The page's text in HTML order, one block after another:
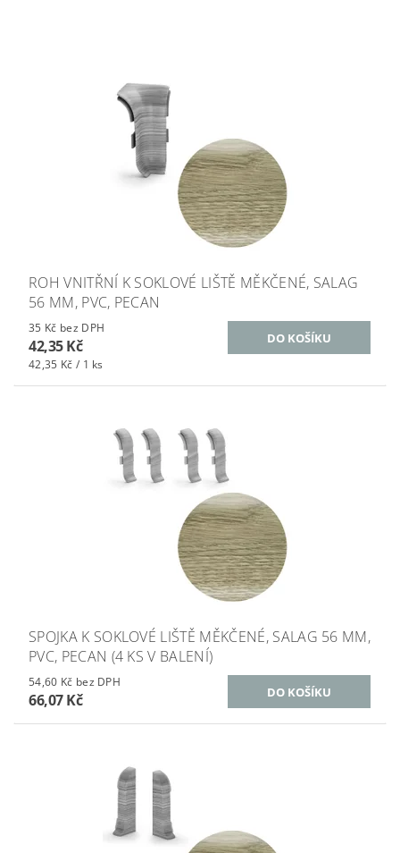
ROH VNITŘNÍ K SOKLOVÉ LIŠTĚ MĚKČENÉ, SALAG
56 MM, PVC, PECAN
35 Kč bez DPH
42,35 Kč
42,35 Kč / 1 ks
SPOJKA K SOKLOVÉ LIŠTĚ MĚKČENÉ, SALAG 56 MM,
PVC, PECAN (4 KS V BALENÍ)
54,60 Kč bez DPH
66,07 Kč